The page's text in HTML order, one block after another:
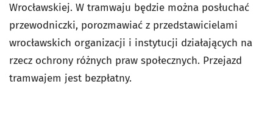
Wrocławskiej. W tramwaju będzie można posłuchać
przewodniczki, porozmawiać z przedstawicielami
wrocławskich organizacji i instytucji działających na
rzecz ochrony różnych praw społecznych. Przejazd
tramwajem jest bezpłatny.